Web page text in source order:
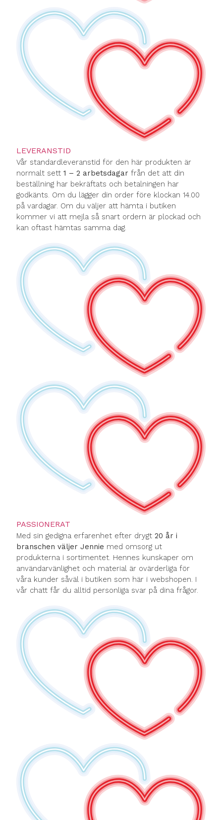
LEVERANSTID
Vår standardleveranstid för den här produkten är
normalt sett 1 – 2 arbetsdagar från det att din
beställning har bekräftats och betalningen har
godkänts. Om du lägger din order före klockan 14.00
på vardagar. Om du väljer att hämta i butiken
kommer vi att mejla så snart ordern är plockad och
kan oftast hämtas samma dag.
PASSIONERAT
Med sin gedigna erfarenhet efter drygt 20 år i
branschen väljer Jennie med omsorg ut
produkterna i sortimentet. Hennes kunskaper om
användarvänlighet och material är ovärderliga för
våra kunder såväl i butiken som här i webshopen. I
vår chatt får du alltid personliga svar på dina frågor.